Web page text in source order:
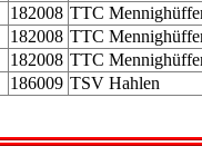
182008 TTC
182008 TTC
182008 TTC
186009 TSV Hahlen